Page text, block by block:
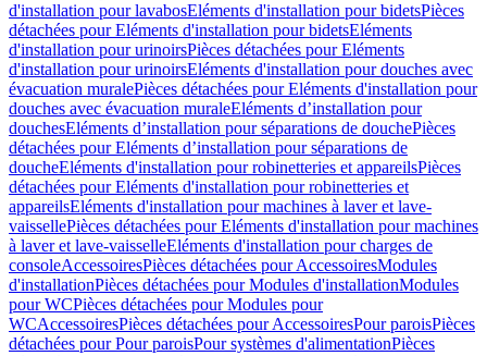
d'installation pour lavabosEléments d'installation pour bidetsPièces
détachées pour Eléments d'installation pour bidetsEléments
d'installation pour urinoirsPièces détachées pour Eléments
d'installation pour urinoirsEléments d'installation pour douches avec
évacuation muralePièces détachées pour Eléments d'installation pour
douches avec évacuation muraleEléments d’installation pour
douchesEléments d’installation pour séparations de douchePièces
détachées pour Eléments d’installation pour séparations de
doucheEléments d'installation pour robinetteries et appareilsPièces
détachées pour Eléments d'installation pour robinetteries et
appareilsEléments d'installation pour machines à laver et lave-
vaissellePièces détachées pour Eléments d'installation pour machines
à laver et lave-vaisselleEléments d'installation pour charges de
consoleAccessoiresPièces détachées pour AccessoiresModules
d'installationPièces détachées pour Modules d'installationModules
pour WCPièces détachées pour Modules pour
WCAccessoiresPièces détachées pour AccessoiresPour paroisPièces
détachées pour Pour paroisPour systèmes d'alimentationPièces